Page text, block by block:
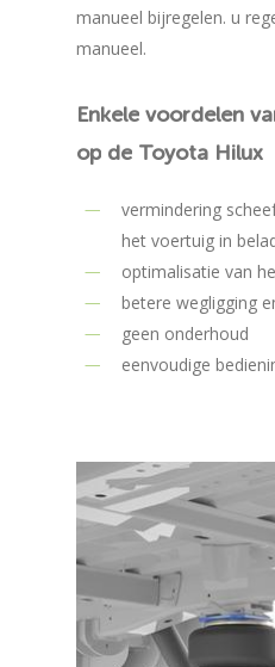
manueel bijregelen. u
manueel.
Enkele voordelen
op de Toyota Hilux
vermindering
het voertuig in
optimalisatie van
betere wegligging
geen onderhoud
eenvoudige